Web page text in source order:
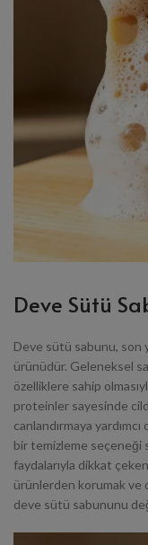
Deve Sütü
Deve sütü sabunu, son
ürünüdür. Geleneksel
özelliklere sahip
proteinler sayesinde
canlandırmaya
bir temizleme seçeneği
faydalarıyla dikkat
ürünlerden korumak ve
deve sütü sabununu